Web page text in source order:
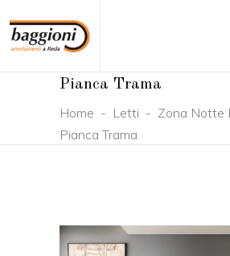
Pianca Trama
Home - Letti - Zona Notte
Pianca Trama